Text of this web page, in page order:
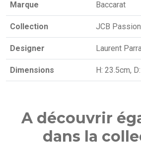
Marque Baccarat
Collection JCB Passion
Designer Laurent
Dimensions H: 23.5cm,
A découvrir
dans la